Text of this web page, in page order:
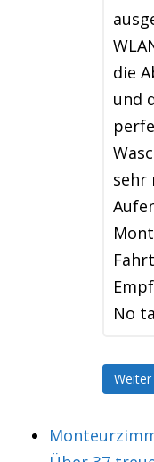
die
und
sehr
No
Weiter